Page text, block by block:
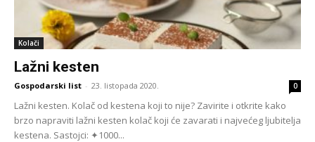
Kolači
Lažni kesten
Gospodarski list - 23. listopada 2020. 0
Lažni kesten. Kolač od kestena koji to nije? Zavirite i otkrite kako
brzo napraviti lažni kesten kolač koji će zavarati i najvećeg ljubitelja
kestena. Sastojci: ✦1000...